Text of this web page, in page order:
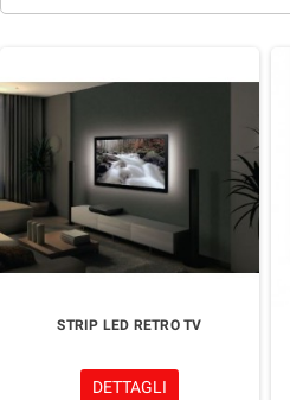
STRIP LED RETRO TV
DETTAGLI